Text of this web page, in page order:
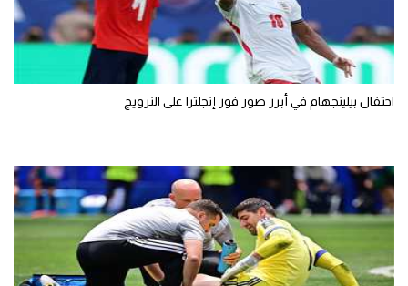
احتفال بيلينجهام في أبرز صور فوز إنجلترا على النرويج